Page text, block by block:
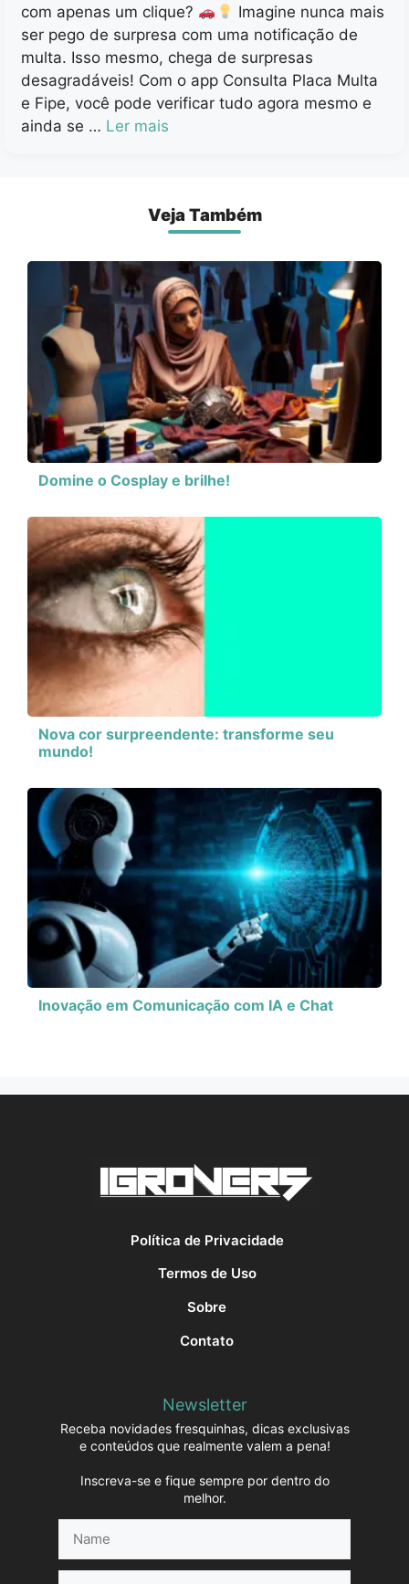
com apenas um clique?
Imagine nunca mais
ser pego de surpresa com uma notificação de
multa. Isso mesmo, chega de surpresas
desagradáveis! Com o app Consulta Placa Multa
e Fipe, você pode verificar tudo agora mesmo e
ainda se … Ler mais
Veja Também
Domine o Cosplay e brilhe!
Nova cor surpreendente: transforme seu
mundo!
Inovação em Comunicação com IA e Chat
Política de Privacidade
Termos de Uso
Sobre
Contato
Newsletter
Receba novidades fresquinhas, dicas exclusivas
e conteúdos que realmente valem a pena!
Inscreva-se e fique sempre por dentro do
melhor.